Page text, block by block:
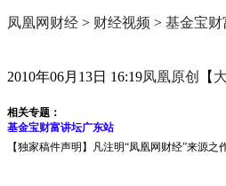
凤凰网财经 > 财经视频 > 基金宝财
2010年06月13日 16:19凤凰原创 【 大
相关专题：
基金宝财富讲坛广东站
【独家稿件声明】凡注明“凤凰网财经”来源